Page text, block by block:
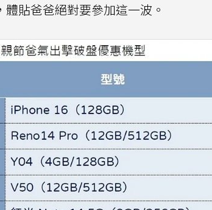
體貼爸爸絕對要參加這一波。